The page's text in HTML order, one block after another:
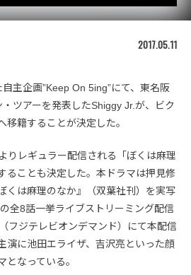
2017.05.11
主企画”Keep On 5ing”にて、東名阪
ツアーを発表したShiggy Jr.が、ビク
移籍することが決定した。
りレギュラー配信される「ぼくは麻理
ることも決定した。本ドラマは押見修
くは麻理のなか』（双葉社刊）を実写
全8話一挙ライブストリーミング配信
フジテレビオンデマンド）にて本配信
演に池田エライザ、吉沢亮といった顔
なっている。